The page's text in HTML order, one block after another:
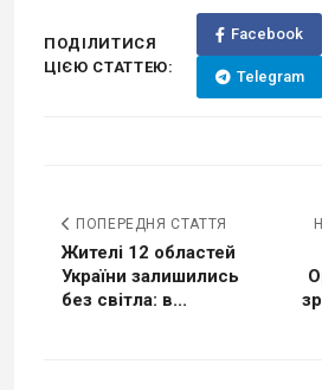
ПОДІЛИТИСЯ
ЦІЄЮ СТАТТЕЮ:
Facebook
Telegram
ПОПЕРЕДНЯ СТАТТЯ
Жителі 12 областей
України залишились
без світла: в...